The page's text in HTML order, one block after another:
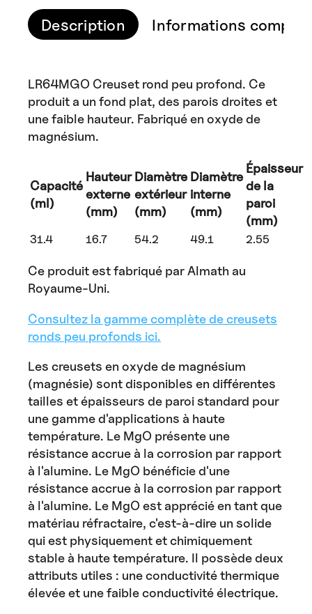
Description Informations
LR64MGO Creuset rond peu profond. Ce
produit a un fond plat, des parois droites et
une faible hauteur. Fabriqué en oxyde de
magnésium.
Capacité
(ml)
Hauteur
externe
(mm)
Diamètre
extérieur
(mm)
Diamètre
interne
(mm)
Épaisseur
de la
paroi
(mm)
31.4 16.7 54.2 49.1 2.55
Ce produit est fabriqué par Almath au
Royaume-Uni.
Consultez la gamme complète de creusets
ronds peu profonds ici.
Les creusets en oxyde de magnésium
(magnésie) sont disponibles en différentes
tailles et épaisseurs de paroi standard pour
une gamme d'applications à haute
température. Le MgO présente une
résistance accrue à la corrosion par rapport
à l'alumine. Le MgO bénéficie d'une
résistance accrue à la corrosion par rapport
à l'alumine. Le MgO est apprécié en tant que
matériau réfractaire, c'est-à-dire un solide
qui est physiquement et chimiquement
stable à haute température. Il possède deux
attributs utiles : une conductivité thermique
élevée et une faible conductivité électrique.